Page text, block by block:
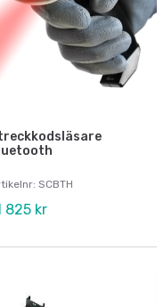
SCBTH
825 kr